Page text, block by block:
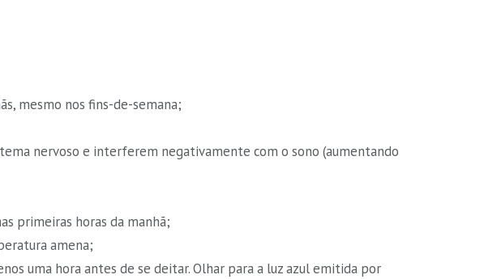
mesmo nos fins-de-semana;
nervoso e interferem negativamente com o sono (aumentando
primeiras horas da manhã;
amena;
uma hora antes de se deitar. Olhar para a luz azul emitida por